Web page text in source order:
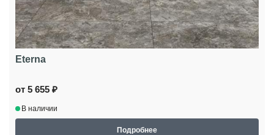
Eterna
от 5 655 ₽
В наличии
Подробнее